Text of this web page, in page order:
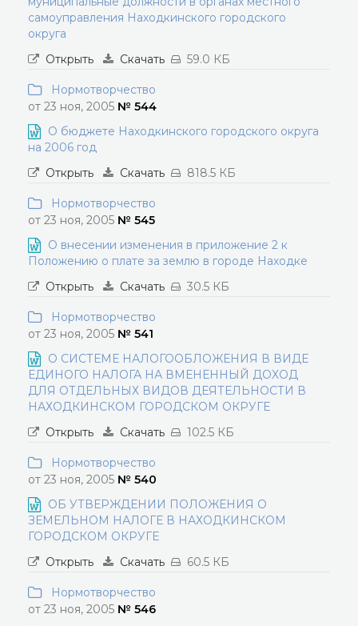
самоуправления Находкинского городского
округа
Открыть
Скачать 59.0 КБ
Нормотворчество
от 23 ноя, 2005 № 544
О бюджете Находкинского городского округа
на 2006 год
Открыть
Скачать 818.5 КБ
Нормотворчество
от 23 ноя, 2005 № 545
О внесении изменения в приложение 2 к
Положению о плате за землю в городе Находке
Открыть
Скачать 30.5 КБ
Нормотворчество
от 23 ноя, 2005 № 541
О СИСТЕМЕ НАЛОГООБЛОЖЕНИЯ В ВИДЕ
ЕДИНОГО НАЛОГА НА ВМЕНЕННЫЙ ДОХОД
ДЛЯ ОТДЕЛЬНЫХ ВИДОВ ДЕЯТЕЛЬНОСТИ В
НАХОДКИНСКОМ ГОРОДСКОМ ОКРУГЕ
Открыть
Скачать 102.5 КБ
Нормотворчество
от 23 ноя, 2005 № 540
ОБ УТВЕРЖДЕНИИ ПОЛОЖЕНИЯ О
ЗЕМЕЛЬНОМ НАЛОГЕ В НАХОДКИНСКОМ
ГОРОДСКОМ ОКРУГЕ
Открыть
Скачать 60.5 КБ
Нормотворчество
от 23 ноя, 2005 № 546